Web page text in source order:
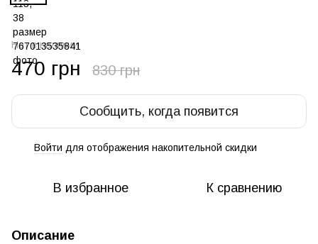
Нет в наличии
470 грн 830 грн
Сообщить, когда появится
Войти для отображения накопительной скидки
В избранное К сравнению
Описание